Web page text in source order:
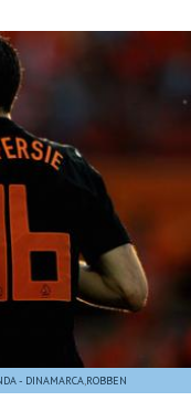
- DINAMARCA ROBBEN